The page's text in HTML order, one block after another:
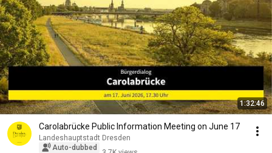
1:32:46
Carolabrücke Public Information Meeting on June 17
Landeshauptstadt Dresden
Auto-dubbed